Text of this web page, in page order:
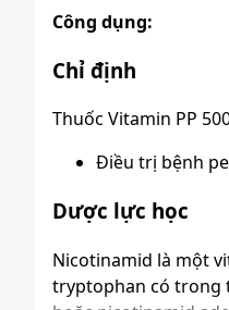
Công dụng:
Chỉ định
Thuốc Vitamin PP
Điều trị bệnh
Dược lực học
Nicotinamid là một
tryptophan có trong